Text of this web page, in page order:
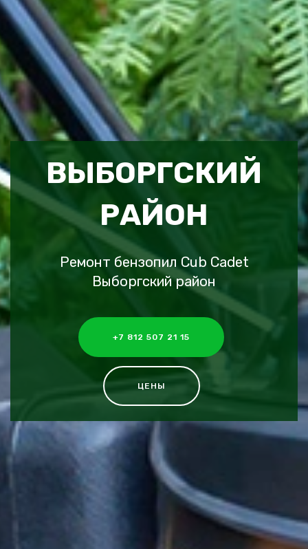
ВЫБОРГСКИЙ
РАЙОН
Ремонт бензопил Cub Cadet
Выборгский район
+7 812 507 21 15
ЦЕНЫ